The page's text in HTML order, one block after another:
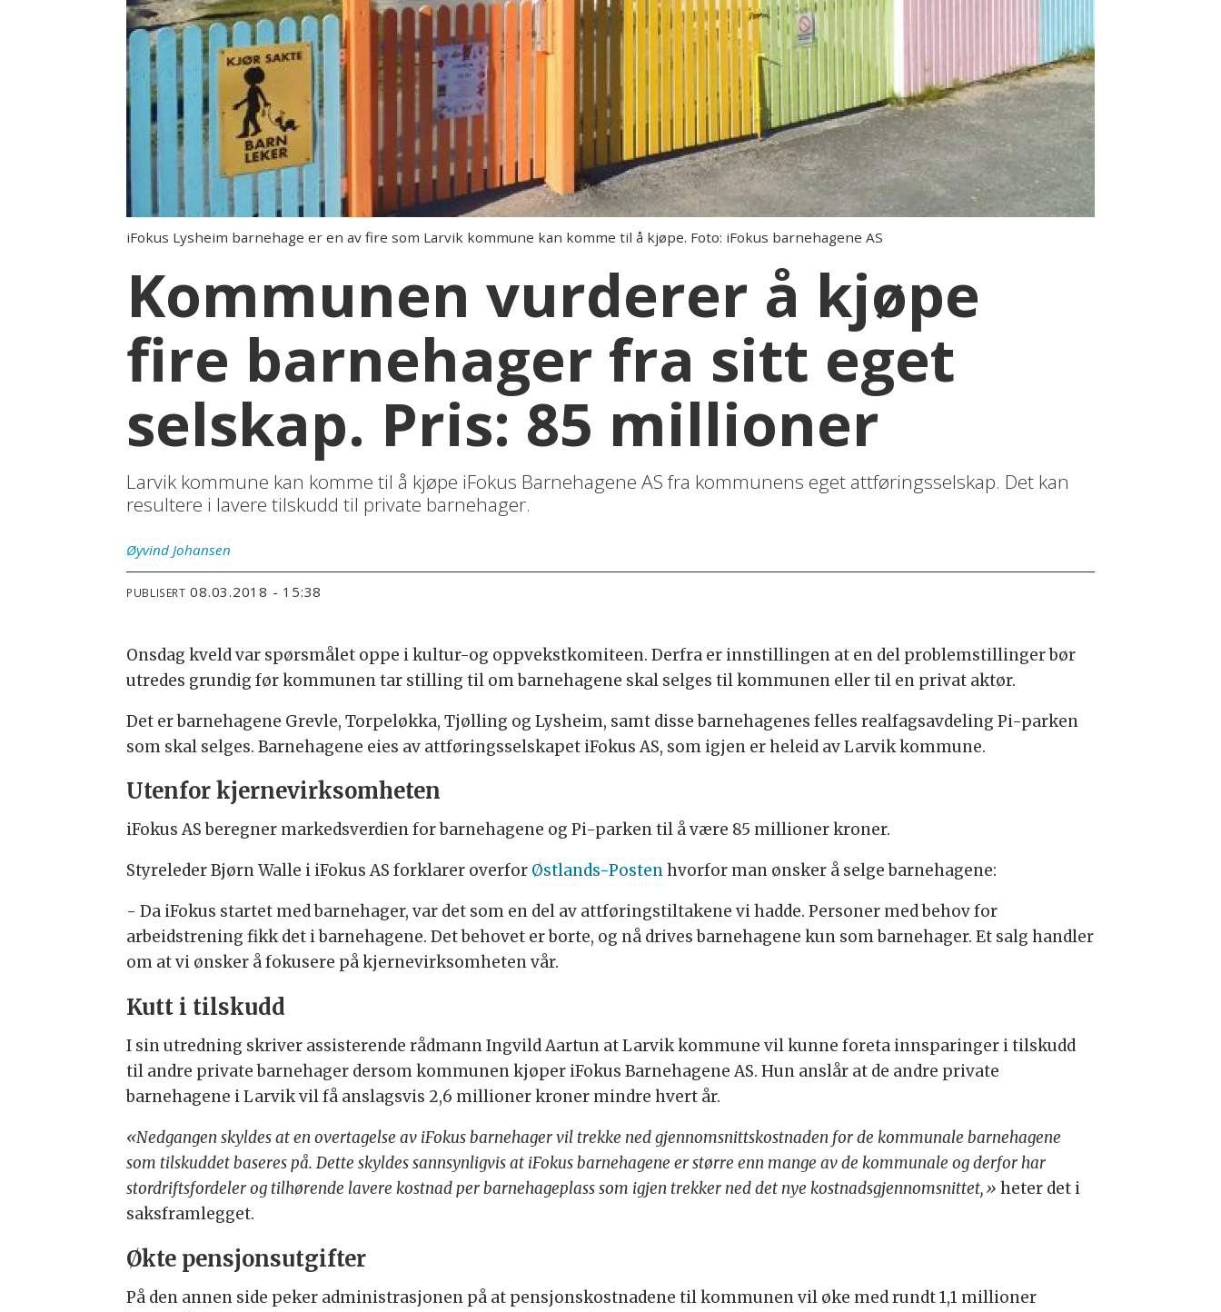
iFokus Lysheim barnehage er en av fire som Larvik kommune kan komme til å kjøpe. Foto: iFokus barnehagene AS
Kommunen vurderer å kjøpe
fire barnehager fra sitt eget
selskap. Pris: 85 millioner
Larvik kommune kan komme til å kjøpe iFokus Barnehagene AS fra kommunens eget attføringsselskap. Det kan
resultere i lavere tilskudd til private barnehager.
Øyvind Johansen
PUBLISERT 08.03.2018 - 15:38
Onsdag kveld var spørsmålet oppe i kultur-og oppvekstkomiteen. Derfra er innstillingen at en del problemstillinger bør
utredes grundig før kommunen tar stilling til om barnehagene skal selges til kommunen eller til en privat aktør.
Det er barnehagene Grevle, Torpeløkka, Tjølling og Lysheim, samt disse barnehagenes felles realfagsavdeling Pi-parken
som skal selges. Barnehagene eies av attføringsselskapet iFokus AS, som igjen er heleid av Larvik kommune.
Utenfor kjernevirksomheten
iFokus AS beregner markedsverdien for barnehagene og Pi-parken til å være 85 millioner kroner.
Styreleder Bjørn Walle i iFokus AS forklarer overfor Østlands-Postenhvorfor man ønsker å selge barnehagene:
- Da iFokus startet med barnehager, var det som en del av attføringstiltakene vi hadde. Personer med behov for
arbeidstrening fikk det i barnehagene. Det behovet er borte, og nå drives barnehagene kun som barnehager. Et salg handler
om at vi ønsker å fokusere på kjernevirksomheten vår.
Kutt i tilskudd
I sin utredning skriver assisterende rådmann Ingvild Aartun at Larvik kommune vil kunne foreta innsparinger i tilskudd
til andre private barnehager dersom kommunen kjøper iFokus Barnehagene AS. Hun anslår at de andre private
barnehagene i Larvik vil få anslagsvis 2,6 millioner kroner mindre hvert år.
«Nedgangen skyldes at en overtagelse av iFokus barnehager vil trekke ned gjennomsnittskostnaden for de kommunale barnehagene
som tilskuddet baseres på. Dette skyldes sannsynligvis at iFokus barnehagene er større enn mange av de kommunale og derfor har
stordriftsfordeler og tilhørende lavere kostnad per barnehageplass som igjen trekker ned det nye kostnadsgjennomsnittet,» heter det i
saksframlegget.
Økte pensjonsutgifter
På den annen side peker administrasjonen på at pensjonskostnadene til kommunen vil øke med rundt 1,1 millioner